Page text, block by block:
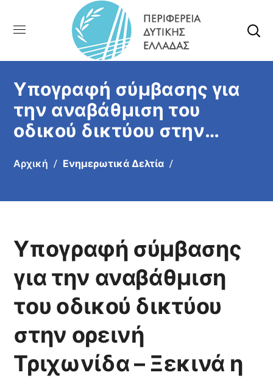
Υπογραφή σύμβασης για
την αναβάθμιση του
οδικού δικτύου στην
η Β’ Φάση του έργου
Αρχική Ενημερωτικά Δελτία
Υπογραφή σύμβασης
για την αναβάθμιση
του οδικού δικτύου
στην ορεινή
Τριχωνίδα – Ξεκινά η